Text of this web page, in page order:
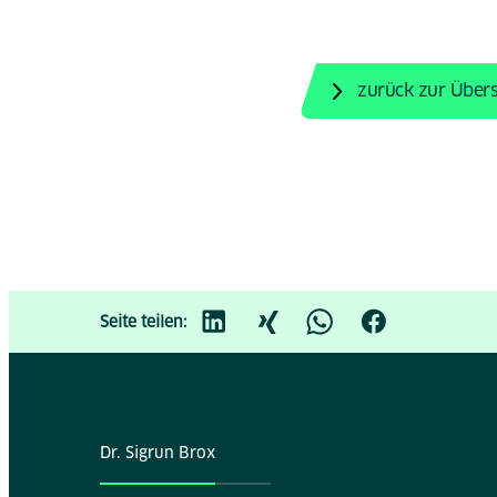
zurück zur
Seite teilen:
Dr. Sigrun Brox